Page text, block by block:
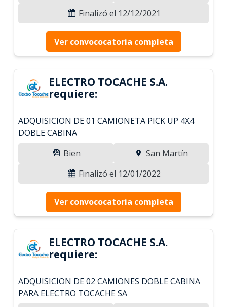
Finalizó el 12/12/2021
Ver convococatoria completa
ELECTRO TOCACHE S.A.
requiere:
ADQUISICION DE 01 CAMIONETA PICK UP 4X4
DOBLE CABINA
Bien
San Martín
Finalizó el 12/01/2022
Ver convococatoria completa
ELECTRO TOCACHE S.A.
requiere:
ADQUISICION DE 02 CAMIONES DOBLE CABINA
PARA ELECTRO TOCACHE SA